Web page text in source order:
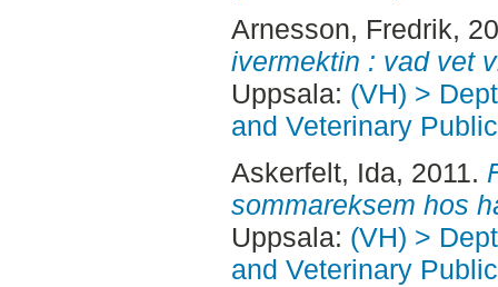
Arnesson, Fredrik,
ivermektin : vad vet
Uppsala: (VH) >
and Veterinary
Askerfelt, Ida, 2011.
sommareksem hos
Uppsala: (VH) >
and Veterinary